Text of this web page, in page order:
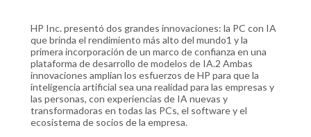
HP Inc. presentó dos grandes innovaciones: la PC con IA
que brinda el rendimiento más alto del mundo1 y la
primera incorporación de un marco de confianza en una
plataforma de desarrollo de modelos de IA.2 Ambas
innovaciones amplían los esfuerzos de HP para que la
inteligencia artificial sea una realidad para las empresas y
las personas, con experiencias de IA nuevas y
transformadoras en todas las PCs, el software y el
ecosistema de socios de la empresa.